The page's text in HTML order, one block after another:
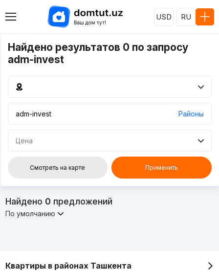
USD RU
Найдено результатов 0 по запросу
adm-invest
Районы
Цена
Смотреть на карте Применить
Найдено 0 предложений
По умолчанию
Квартиры в районах Ташкента